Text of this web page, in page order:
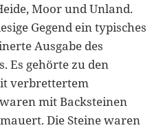
Moor und Unland.
Gegend ein typisches
Ausgabe des
Es gehörte zu den
verbrettertem
mit Backsteinen
Die Steine waren